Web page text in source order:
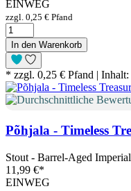
EINWEG
zzgl. 0,25 € Pfand
In den Warenkorb
* zzgl. 0,25 € Pfand |
Põhjala - Timeless
Stout - Barrel-Aged
11,99 €*
EINWEG